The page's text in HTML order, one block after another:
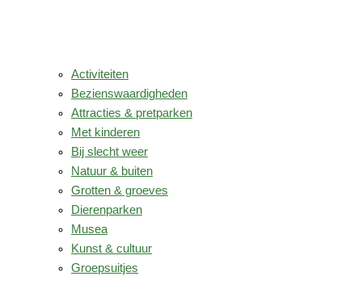
Activiteiten
Bezienswaardigheden
Attracties & pretparken
Met kinderen
Bij slecht weer
Natuur & buiten
Grotten & groeves
Dierenparken
Musea
Kunst & cultuur
Groepsuitjes